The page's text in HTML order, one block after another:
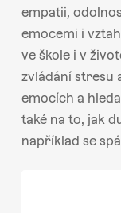
empatii,
emocemi i
ve škole i v
zvládání stresu
emocích a
také na to, jak
například se